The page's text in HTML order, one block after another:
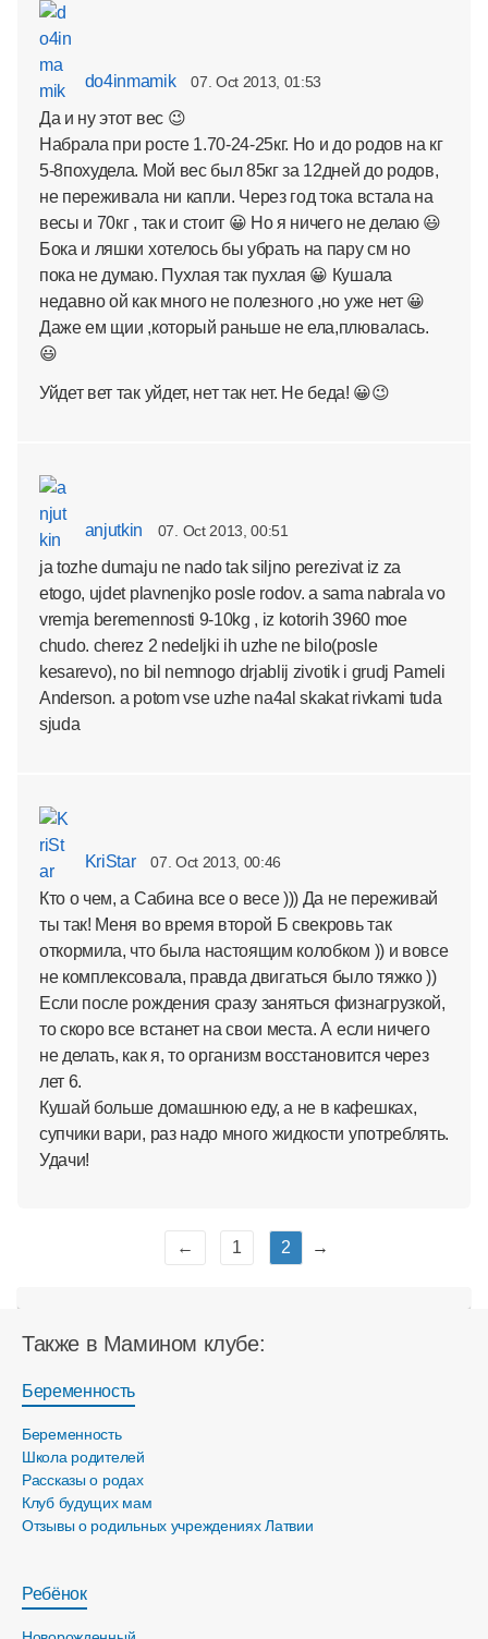
do4inmamik 07. Oct 2013, 01:53
Да и ну этот вес 😉
Набрала при росте 1.70-24-25кг. Но и до родов на кг
5-8похудела. Мой вес был 85кг за 12дней до родов,
не переживала ни капли. Через год тока встала на
весы и 70кг , так и стоит 😀 Но я ничего не делаю 😃
Бока и ляшки хотелось бы убрать на пару см но
пока не думаю. Пухлая так пухлая 😀 Кушала
недавно ой как много не полезного ,но уже нет 😀
Даже ем щии ,который раньше не ела,плювалась.
😃
Уйдет вет так уйдет, нет так нет. Не беда! 😀😉
anjutkin 07. Oct 2013, 00:51
ja tozhe dumaju ne nado tak siljno perezivat iz za
etogo, ujdet plavnenjko posle rodov. a sama nabrala vo
vremja beremennosti 9-10kg , iz kotorih 3960 moe
chudo. cherez 2 nedeljki ih uzhe ne bilo(posle
kesarevo), no bil nemnogo drjablij zivotik i grudj Pameli
Anderson. a potom vse uzhe na4al skakat rivkami tuda
sjuda
KriStar 07. Oct 2013, 00:46
Кто о чем, а Сабина все о весе ))) Да не переживай
ты так! Меня во время второй Б свекровь так
откормила, что была настоящим колобком )) и вовсе
не комплексовала, правда двигаться было тяжко ))
Если после рождения сразу заняться физнагрузкой,
то скоро все встанет на свои места. А если ничего
не делать, как я, то организм восстановится через
лет 6.
Кушай больше домашнюю еду, а не в кафешках,
супчики вари, раз надо много жидкости употреблять.
Удачи!
← 1 2 →
Также в Мамином клубе:
Беременность
Беременность
Школа родителей
Рассказы о родах
Клуб будущих мам
Отзывы о родильных учреждениях Латвии
Ребёнок